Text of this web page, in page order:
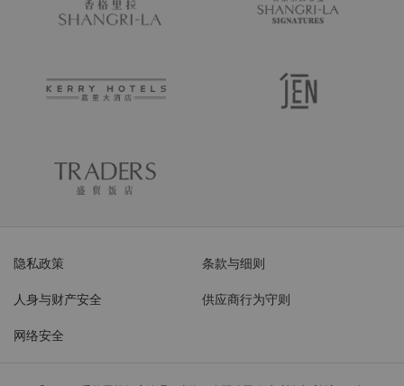
隐私政策 条款与细则
人身与财产安全 供应商行为守则
网络安全